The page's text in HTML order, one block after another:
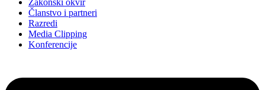
Zakonski okvir
Članstvo i partneri
Razredi
Media Clipping
Konferencije